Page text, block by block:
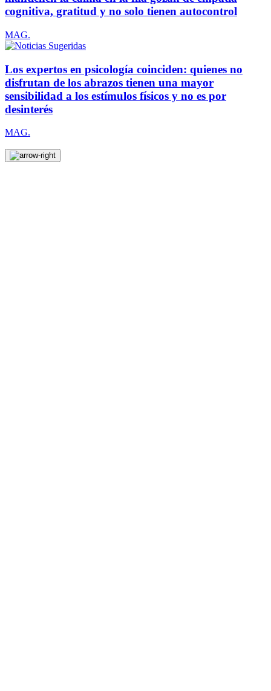
cognitiva, gratitud y no solo tienen autocontrol
MAG.
Los expertos en psicología coinciden: quienes no
disfrutan de los abrazos tienen una mayor
sensibilidad a los estímulos físicos y no es por
desinterés
MAG.